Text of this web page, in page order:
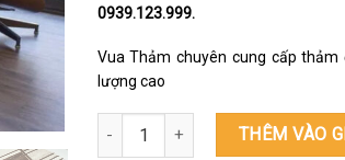
0939.123.999.
Vua Thảm chuyên cung cấp
lượng cao
THẢM TRÒN SỢI NGẮN HỌA TIẾT
THÊM VÀO